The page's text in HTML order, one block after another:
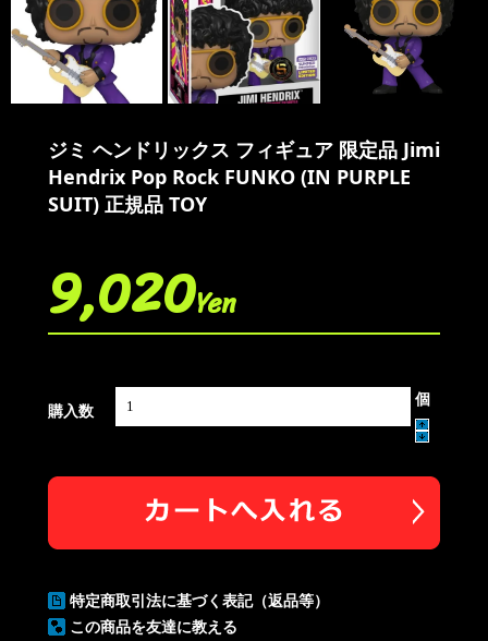
ジミ ヘンドリックス フィギュア 限定品 Jimi
Hendrix Pop Rock FUNKO (IN PURPLE
SUIT) 正規品 TOY
9,020Yen
購入数
個
特定商取引法に基づく表記（返品等）
この商品を友達に教える